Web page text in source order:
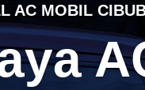
AC MOBIL